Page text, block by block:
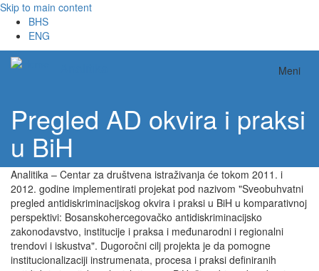
Skip to main content
BHS
ENG
Meni
Pregled AD okvira i praksi
u BiH
Analitika – Centar za društvena istraživanja će tokom 2011. i
2012. godine implementirati projekat pod nazivom "Sveobuhvatni
pregled antidiskriminacijskog okvira i praksi u BiH u komparativnoj
perspektivi: Bosanskohercegovačko antidiskriminacijsko
zakonodavstvo, institucije i praksa i međunarodni i regionalni
trendovi i iskustva". Dugoročni cilj projekta je da pomogne
institucionalizaciji instrumenata, procesa i praksi definiranih